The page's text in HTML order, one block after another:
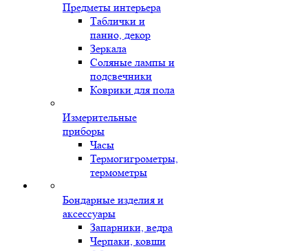
Предметы интерьера
Таблички и
панно, декор
Зеркала
Соляные лампы и
подсвечники
Коврики для пола
Измерительные
приборы
Часы
Термогигрометры,
термометры
Бондарные изделия и
аксессуары
Запарники, ведра
Черпаки, ковши